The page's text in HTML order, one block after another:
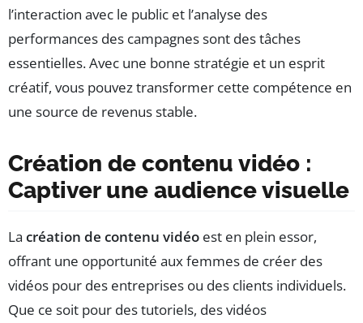
l’interaction avec le public et l’analyse des
performances des campagnes sont des tâches
essentielles. Avec une bonne stratégie et un esprit
créatif, vous pouvez transformer cette compétence en
une source de revenus stable.
Création de contenu vidéo :
Captiver une audience visuelle
La création de contenu vidéo est en plein essor,
offrant une opportunité aux femmes de créer des
vidéos pour des entreprises ou des clients individuels.
Que ce soit pour des tutoriels, des vidéos